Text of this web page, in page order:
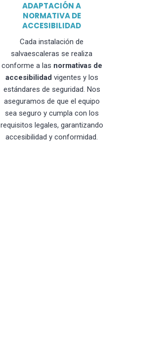
ADAPTACIÓN A
NORMATIVA DE
ACCESIBILIDAD
Cada instalación de
salvaescaleras se realiza
conforme a las normativas de
accesibilidad vigentes y los
estándares de seguridad. Nos
aseguramos de que el equipo
sea seguro y cumpla con los
requisitos legales, garantizando
accesibilidad y conformidad.